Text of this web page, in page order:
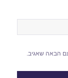
הבאה שאגיב.